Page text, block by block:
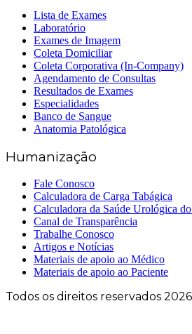
Lista de Exames
Laboratório
Exames de Imagem
Coleta Domiciliar
Coleta Corporativa (In-Company)
Agendamento de Consultas
Resultados de Exames
Especialidades
Banco de Sangue
Anatomia Patológica
Humanização
Fale Conosco
Calculadora de Carga Tabágica
Calculadora da Saúde Urológica
Canal de Transparência
Trabalhe Conosco
Artigos e Notícias
Materiais de apoio ao Médico
Materiais de apoio ao Paciente
Todos os direitos reservados 2026